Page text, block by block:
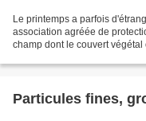
Le printemps a parfois
association agréée de
champ dont le couvert
Particules fines,